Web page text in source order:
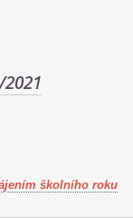
školního roku